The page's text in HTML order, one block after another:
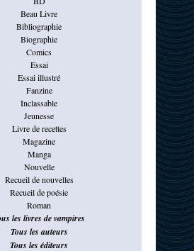
Beau Livre
Bibliographie
Biographie
Comics
Essai
Essai illustré
Fanzine
Inclassable
Jeunesse
Livre de recettes
Magazine
Manga
Nouvelle
Recueil de nouvelles
Recueil de poésie
Roman
les livres de vampires
Tous les auteurs
Tous les éditeurs